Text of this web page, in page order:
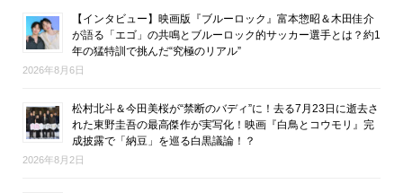
【インタビュー】映画版『ブルーロック』富本惣昭＆木田佳介
が語る「エゴ」の共鳴とブルーロック的サッカー選手とは？約1
年の猛特訓で挑んだ“究極のリアル”
2026年8月6日
松村北斗＆今田美桜が“禁断のバディ”に！去る7月23日に逝去さ
れた東野圭吾の最高傑作が実写化！映画『白鳥とコウモリ』完
成披露で「納豆」を巡る白黒議論！？
2026年8月2日